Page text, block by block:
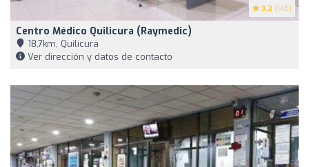
3.2 (145)
Centro Médico Quilicura (Raymedic)
18,7km, Quilicura
Ver dirección y datos de contacto